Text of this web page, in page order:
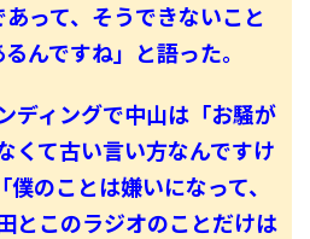
って、そうできないこと
んですね」と語った。
ディングで中山は「お騒が
くて古い言い方なんですけ
のことは嫌いになって、
とこのラジオのことだけは